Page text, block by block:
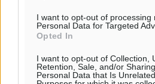
I want to opt-out of processing
Personal Data for Targeted
Opted In
I want to opt-out of Collection,
Retention, Sale, and/or
Personal Data that Is
Τουρισμός: Με θετικό
παρά τα σκαμπανεβάσματα